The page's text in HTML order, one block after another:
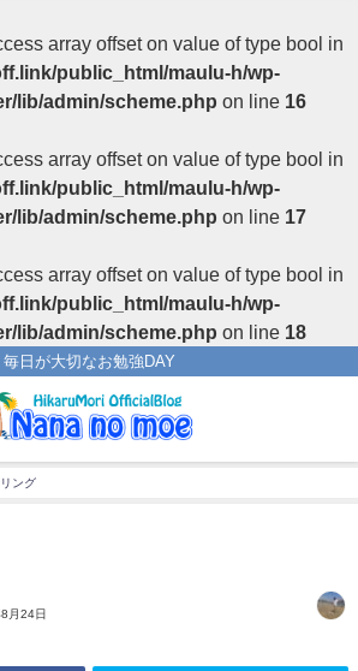
array offset on value of type bool in
public_html/maulu-h/wp-
lib/admin/scheme.php on line 16
array offset on value of type bool in
public_html/maulu-h/wp-
lib/admin/scheme.php on line 17
array offset on value of type bool in
public_html/maulu-h/wp-
lib/admin/scheme.php on line 18
毎日が大切なお勉強DAY
ング
月24日